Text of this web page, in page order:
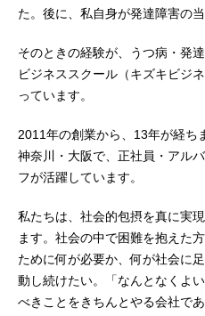
た。後に、私自身が発達障害の
そのときの経験が、うつ病・発
ビジネススクール（キズキビジ
っています。
2011年の創業から、13年が経ち
神奈川・大阪で、正社員・アル
フが活躍しています。
私たちは、社会的包摂を真に実
ます。社会の中で困難を抱えた
ために何が必要か、何が社会に
動し続けたい。「なんとなくよ
べきことをきちんとやる会社で